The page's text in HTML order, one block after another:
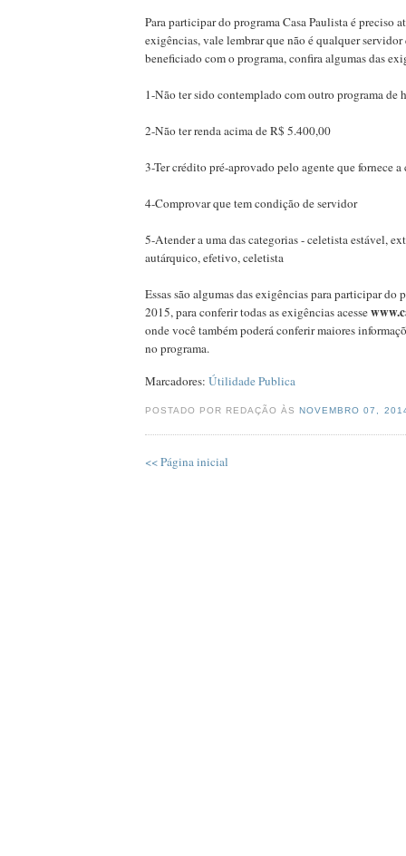
Para participar do programa Casa Paulista é preciso
exigências, vale lembrar que não é qualquer servidor
beneficiado com o programa, confira algumas das
1-Não ter sido contemplado com outro programa de
2-Não ter renda acima de R$ 5.400,00
3-Ter crédito pré-aprovado pelo agente que fornece a
4-Comprovar que tem condição de servidor
5-Atender a uma das categorias - celetista estável,
autárquico, efetivo, celetista
Essas são algumas das exigências para participar do
2015, para conferir todas as exigências acesse
onde você também poderá conferir maiores
no programa.
Marcadores: Útilidade Publica
POSTADO POR REDAÇÃO ÀSNOVEMBRO 07,
<< Página inicial